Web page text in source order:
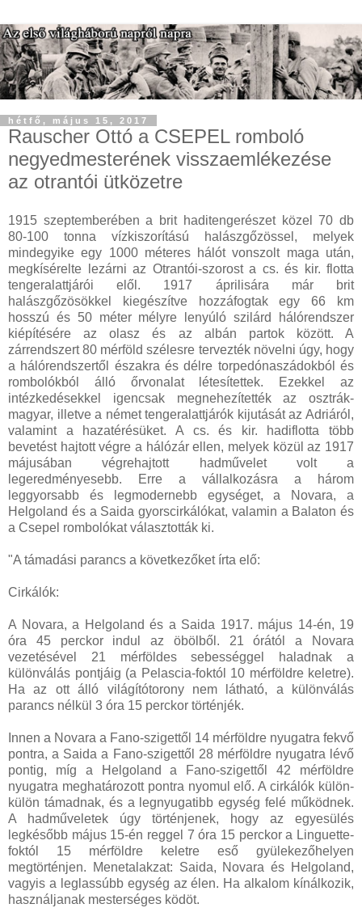
hétfő, május 15, 2017
Rauscher Ottó a CSEPEL romboló
negyedmesterének visszaemlékezése
az otrantói ütközetre
1915 szeptemberében a brit haditengerészet közel 70 db
80-100 tonna vízkiszorítású halászgőzössel, melyek
mindegyike egy 1000 méteres hálót vonszolt maga után,
megkísérelte lezárni az Otrantói-szorost a cs. és kir. flotta
tengeralattjárói elől. 1917 áprilisára már brit
halászgőzösökkel kiegészítve hozzáfogtak egy 66 km
hosszú és 50 méter mélyre lenyúló szilárd hálórendszer
kiépítésére az olasz és az albán partok között. A
zárrendszert 80 mérföld szélesre tervezték növelni úgy, hogy
a hálórendszertől északra és délre torpedónaszádokból és
rombolókból álló őrvonalat létesítettek. Ezekkel az
intézkedésekkel igencsak megnehezítették az osztrák-
magyar, illetve a német tengeralattjárók kijutását az Adriáról,
valamint a hazatérésüket. A cs. és kir. hadiflotta több
bevetést hajtott végre a hálózár ellen, melyek közül az 1917
májusában végrehajtott hadművelet volt a
legeredményesebb. Erre a vállalkozásra a három
leggyorsabb és legmodernebb egységet, a Novara, a
Helgoland és a Saida gyorscirkálókat, valamin a Balaton és
a Csepel rombolókat választották ki.
"A támadási parancs a következőket írta elő:
Cirkálók:
A Novara, a Helgoland és a Saida 1917. május 14-én, 19
óra 45 perckor indul az öbölből. 21 órától a Novara
vezetésével 21 mérföldes sebességgel haladnak a
különválás pontjáig (a Pelascia-foktól 10 mérföldre keletre).
Ha az ott álló világítótorony nem látható, a különválás
parancs nélkül 3 óra 15 perckor történjék.
Innen a Novara a Fano-szigettől 14 mérföldre nyugatra fekvő
pontra, a Saida a Fano-szigettől 28 mérföldre nyugatra lévő
pontig, míg a Helgoland a Fano-szigettől 42 mérföldre
nyugatra meghatározott pontra nyomul elő. A cirkálók külön-
külön támadnak, és a legnyugatibb egység felé működnek.
A hadműveletek úgy történjenek, hogy az egyesülés
legkésőbb május 15-én reggel 7 óra 15 perckor a Linguette-
foktól 15 mérföldre keletre eső gyülekezőhelyen
megtörténjen. Menetalakzat: Saida, Novara és Helgoland,
vagyis a leglassúbb egység az élen. Ha alkalom kínálkozik,
használjanak mesterséges ködöt.